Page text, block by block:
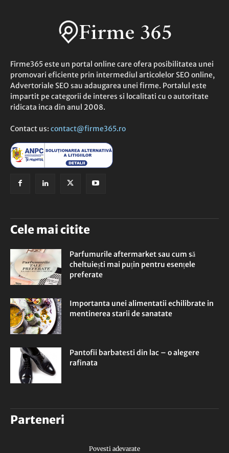
Firme365 este un portal online care ofera posibilitatea unei
promovari eficiente prin intermediul articolelor SEO online,
Advertoriale SEO sau adaugarea unei firme. Portalul este
impartit pe categorii de interes si localitati cu o autoritate
ridicata inca din anul 2008.
Contact us: contact@firme365.ro
Cele mai citite
Parfumurile aftermarket sau cum să
cheltuiești mai puțin pentru esențele
preferate
Importanta unei alimentatii echilibrate in
mentinerea starii de sanatate
Pantofii barbatesti din lac – o alegere
rafinata
Parteneri
Povesti adevarate